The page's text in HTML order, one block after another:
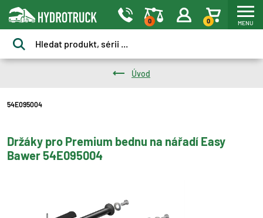
0 0 MENU
Úvod
54E095004
Držáky pro Premium bednu na nářadí Easy
Bawer 54E095004